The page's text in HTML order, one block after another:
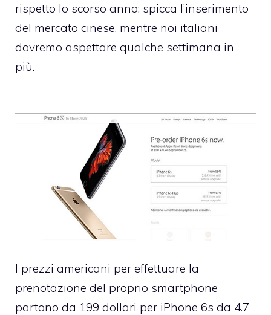
rispetto lo scorso anno: spicca l’inserimento
del mercato cinese, mentre noi italiani
dovremo aspettare qualche settimana in
più.
I prezzi americani per effettuare la
prenotazione del proprio smartphone
partono da 199 dollari per iPhone 6s da 4.7